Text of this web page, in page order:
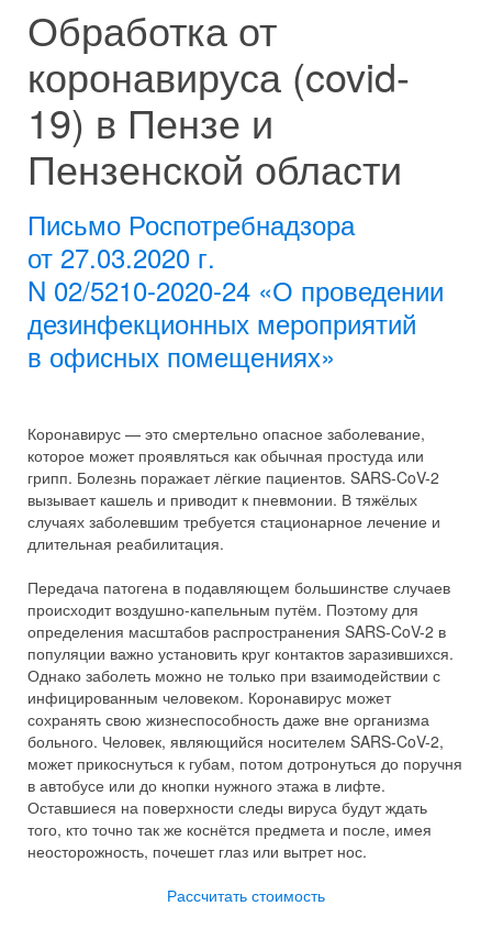
Обработка от
коронавируса (covid-
19) в Пензе и
Пензенской области
Письмо Роспотребнадзора
от 27.03.2020 г.
N 02/5210-2020-24 «О проведении
дезинфекционных мероприятий
в офисных помещениях»
Коронавирус — это смертельно опасное заболевание,
которое может проявляться как обычная простуда или
грипп. Болезнь поражает лёгкие пациентов. SARS-CoV-2
вызывает кашель и приводит к пневмонии. В тяжёлых
случаях заболевшим требуется стационарное лечение и
длительная реабилитация.
Передача патогена в подавляющем большинстве случаев
происходит воздушно-капельным путём. Поэтому для
определения масштабов распространения SARS-CoV-2 в
популяции важно установить круг контактов заразившихся.
Однако заболеть можно не только при взаимодействии с
инфицированным человеком. Коронавирус может
сохранять свою жизнеспособность даже вне организма
больного. Человек, являющийся носителем SARS-CoV-2,
может прикоснуться к губам, потом дотронуться до поручня
в автобусе или до кнопки нужного этажа в лифте.
Оставшиеся на поверхности следы вируса будут ждать
того, кто точно так же коснётся предмета и после, имея
неосторожность, почешет глаз или вытрет нос.
Рассчитать стоимость